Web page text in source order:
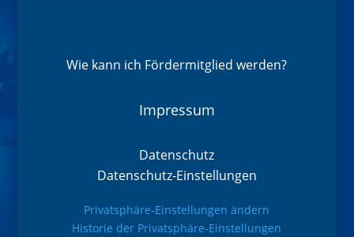
Wie kann ich Fördermitglied werden?
Impressum
Datenschutz
Datenschutz-Einstellungen
Privatsphäre-Einstellungen ändern
Historie der Privatsphäre-Einstellungen